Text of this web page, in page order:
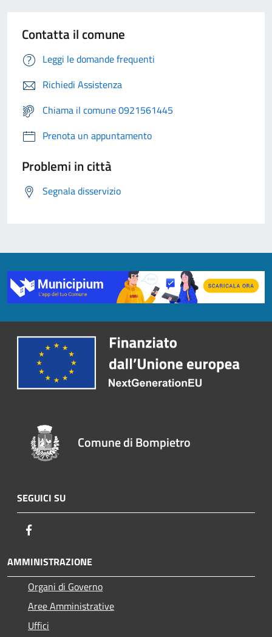
Contatta il comune
Leggi le domande frequenti
Richiedi Assistenza
Chiama il comune 0921561445
Prenota un appuntamento
Problemi in città
Segnala disservizio
Comune di Bompietro
SEGUICI SU
AMMINISTRAZIONE
Organi di Governo
Aree Amministrative
Uffici